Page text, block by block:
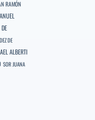
RAMÓN
DE
ALBERTI
SOR JUANA